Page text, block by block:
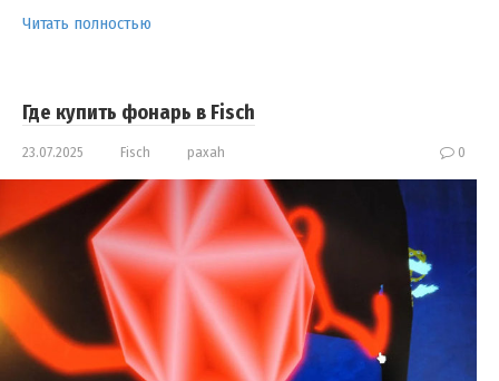
Читать полностью
Где купить фонарь в Fisch
23.07.2025 Fisch paxah 0